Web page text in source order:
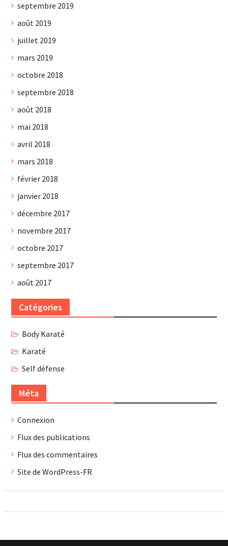
septembre 2019
août 2019
juillet 2019
mars 2019
octobre 2018
septembre 2018
août 2018
mai 2018
avril 2018
mars 2018
février 2018
janvier 2018
décembre 2017
novembre 2017
octobre 2017
septembre 2017
août 2017
Catégories
Body Karaté
Karaté
Self défense
Méta
Connexion
Flux des publications
Flux des commentaires
Site de WordPress-FR